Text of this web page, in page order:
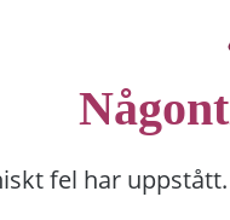
fel har